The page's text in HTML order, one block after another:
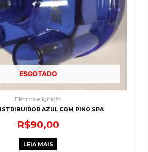
ESGOTADO
Elétrica e Ignição
AZUL COM PINO SPA
R$90,00
LEIA MAIS